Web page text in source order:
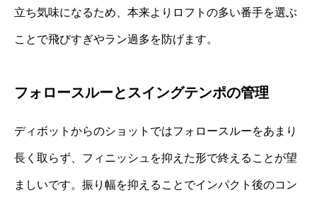
立ち気味になるため、本来よりロフトの多い番手を選ぶ
ことで飛びすぎやラン過多を防げます。
フォロースルーとスイングテンポの管理
ディボットからのショットではフォロースルーをあまり
長く取らず、フィニッシュを抑えた形で終えることが望
ましいです。振り幅を抑えることでインパクト後のコン